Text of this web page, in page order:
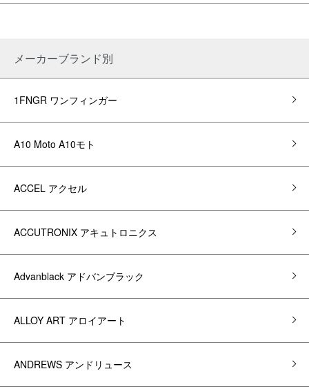
メーカーブランド別
1FNGR ワンフィンガー
A10 Moto A10モト
ACCEL アクセル
ACCUTRONIX アキュトロニクス
Advanblack アドバンブラック
ALLOY ART アロイアート
ANDREWS アンドリュース